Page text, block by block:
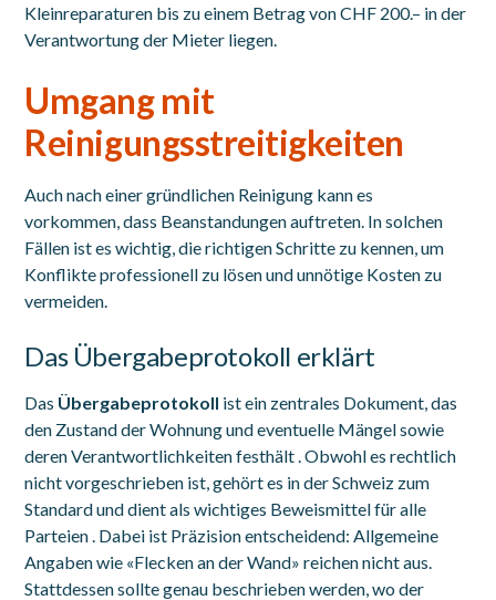
Kleinreparaturen bis zu einem Betrag von CHF 200.– in der
Verantwortung der Mieter liegen.
Umgang mit
Reinigungsstreitigkeiten
Auch nach einer gründlichen Reinigung kann es
vorkommen, dass Beanstandungen auftreten. In solchen
Fällen ist es wichtig, die richtigen Schritte zu kennen, um
Konflikte professionell zu lösen und unnötige Kosten zu
vermeiden.
Das Übergabeprotokoll erklärt
Das Übergabeprotokoll ist ein zentrales Dokument, das
den Zustand der Wohnung und eventuelle Mängel sowie
deren Verantwortlichkeiten festhält . Obwohl es rechtlich
nicht vorgeschrieben ist, gehört es in der Schweiz zum
Standard und dient als wichtiges Beweismittel für alle
Parteien . Dabei ist Präzision entscheidend: Allgemeine
Angaben wie «Flecken an der Wand» reichen nicht aus.
Stattdessen sollte genau beschrieben werden, wo der